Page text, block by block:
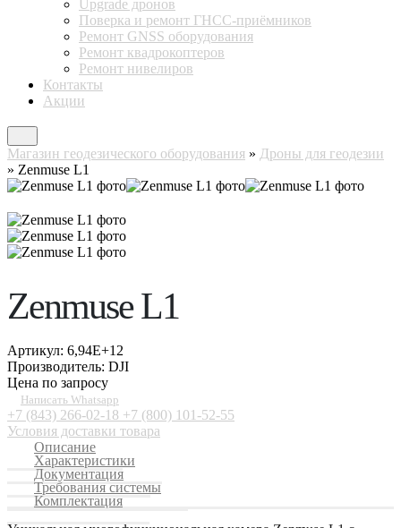
Upgrade дронов
Поверка и ремонт ГНСС-приёмников
Ремонт GNSS оборудования
Ремонт квадрокоптеров
Ремонт нивелиров
Контакты
Акции
Магазин геодезического оборудования » Дроны для геодезии
» Zenmuse L1
Zenmuse L1
Артикул: 6,94E+12
Производитель: DJI
Цена по запросу
Написать Whatsapp
+7 (843) 266-02-18 +7 (800) 101-52-55
Условия доставки товара
Описание
Характеристики
Документация
Требования системы
Комплектация